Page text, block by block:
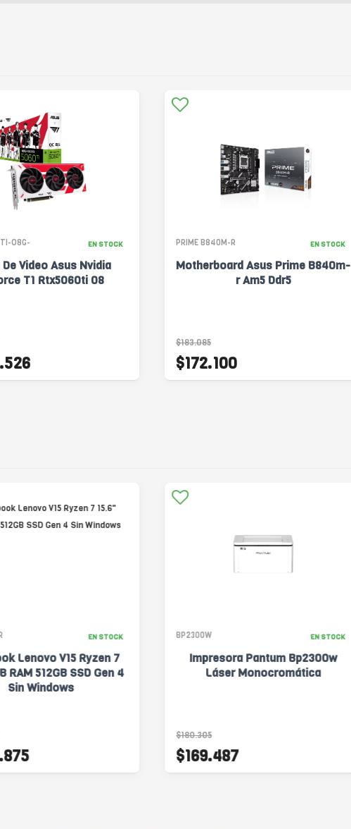
O8G-
EN STOCK
Video Asus Nvidia
T1 Rtx5060ti 08
PRIME B840M-R EN STOCK
Motherboard Asus Prime B840m-
r Am5 Ddr5
$183.085
$172.100
EN STOCK
Lenovo V15 Ryzen 7
RAM 512GB SSD Gen 4
Sin Windows
BP2300W EN STOCK
Impresora Pantum Bp2300w
Láser Monocromática
$180.305
$169.487